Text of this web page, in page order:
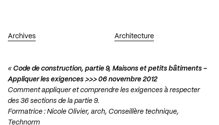
Archives Architecture
« Code de construction, partie 9, Maisons et petits bâtiments –
Appliquer les exigences >>> 06 novembre 2012
Comment appliquer et comprendre les exigences à respecter
des 36 sections de la partie 9.
Formatrice : Nicole Olivier, arch, Conseillère technique,
Technorm